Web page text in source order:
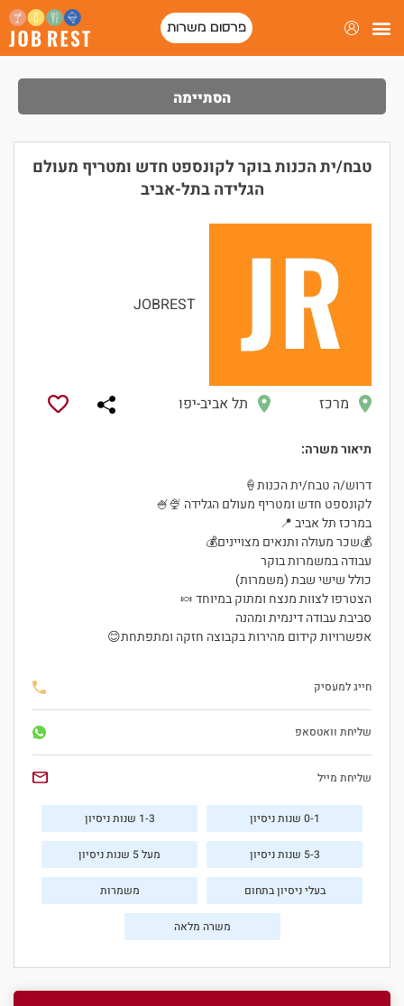
פרסום משרות
הסתיימה
טבח/ית הכנות בוקר לקונספט חדש ומטריף מעולם
הגלידה בתל-אביב
JOBREST
מרכז תל אביב-יפו
תיאור משרה:
דרוש/ה טבח/ית הכנות🍦
לקונספט חדש ומטריף מעולם הגלידה 🍨🍧
במרכז תל אביב 📍
💰שכר מעולה ותנאים מצויינים💰
עבודה במשמרות בוקר
כולל שישי שבת (משמרות)
הצטרפו לצוות מנצח ומתוק במיוחד 🍬
סביבת עבודה דינמית ומהנה
אפשרויות קידום מהירות בקבוצה חזקה ומתפתחת😊
חייג למעסיק
שליחת וואטסאפ
שליחת מייל
0-1 שנות ניסיון 1-3 שנות ניסיון
5-3 שנות ניסיון מעל 5 שנות ניסיון
בעלי ניסיון בתחום משמרות
משרה מלאה
היי, אני סיגי
שלג'וב רסט.